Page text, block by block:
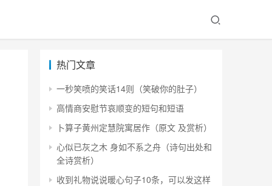
热门文章
一秒笑喷的笑话14则（笑破你的肚子）
高情商安慰节哀顺变的短句和短语
卜算子黄州定慧院寓居作（原文 及赏析）
心似已灰之木 身如不系之舟（诗句出处和
全诗赏析）
收到礼物说说暖心句子10条，可以发这样